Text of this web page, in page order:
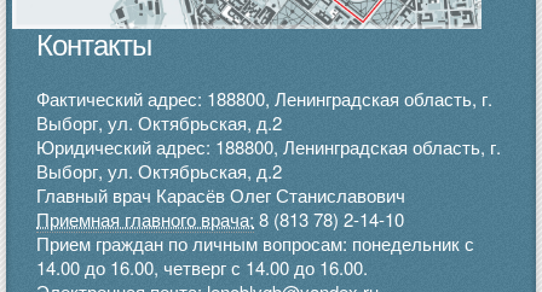
Контакты
Фактический адрес: 188800, Ленинградская область, г.
Выборг, ул. Октябрьская, д.2
Юридический адрес: 188800, Ленинградская область, г.
Выборг, ул. Октябрьская, д.2
Главный врач Карасёв Олег Станиславович
Приемная главного врача: 8 (813 78) 2-14-10
Прием граждан по личным вопросам: понедельник с
14.00 до 16.00, четверг с 14.00 до 16.00.